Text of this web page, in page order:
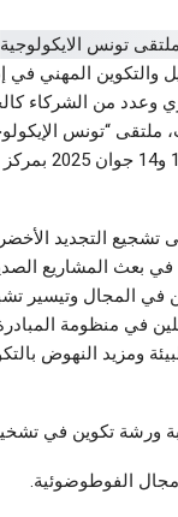
والتكوين المهني في
وعدد من الشركاء
ملتقى “تونس
الجمعة
تشجيع التجديد
في بعث المشاريع
في المجال وتيسير
في منظومة
ومزيد النهوض
ورشة تكوين في
الفوطوضوئية.